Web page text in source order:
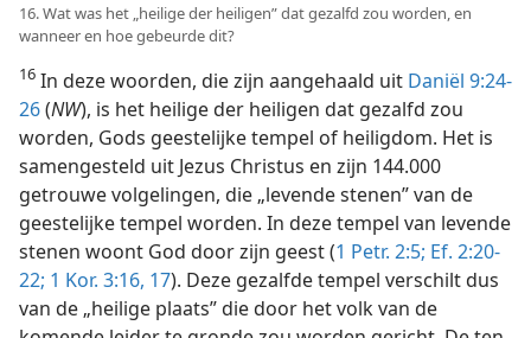
16. Wat was het „heilige der heiligen” dat gezalfd zou worden, en
wanneer en hoe gebeurde dit?
16 In deze woorden, die zijn aangehaald uit Daniël 9:24-
26(NW), is het heilige der heiligen dat gezalfd zou
worden, Gods geestelijke tempel of heiligdom. Het is
samengesteld uit Jezus Christus en zijn 144.000
getrouwe volgelingen, die „levende stenen” van de
geestelijke tempel worden. In deze tempel van levende
stenen woont God door zijn geest (1 Petr. 2:5; Ef. 2:20-
22; 1 Kor. 3:16, 17). Deze gezalfde tempel verschilt dus
van de „heilige plaats” die door het volk van de